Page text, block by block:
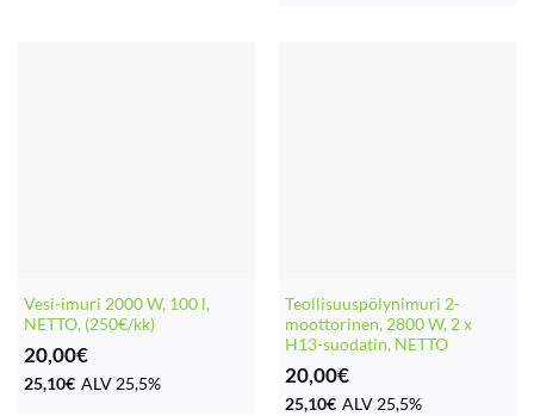
Vesi-imuri 2000 W, 100 l,
NETTO, (250€/kk)
20,00€
25,10€ ALV 25,5%
Teollisuuspölynimuri 2-
moottorinen, 2800 W, 2 x
H13-suodatin, NETTO
20,00€
25,10€ ALV 25,5%